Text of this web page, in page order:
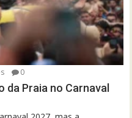
0
da Praia no Carnaval